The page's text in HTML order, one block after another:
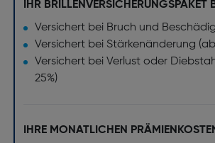
IHR BRILLENVERSICHERUNGSPAKET
Versichert bei Bruch und
Versichert bei Stärkenänderung
Versichert bei Verlust oder
25%)
IHRE MONATLICHEN